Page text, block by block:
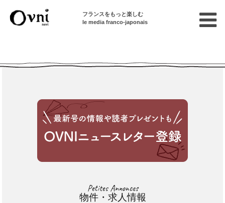
フランスをもっと楽しむ
le media franco-japonais
Petites Annonces
物件・求人情報